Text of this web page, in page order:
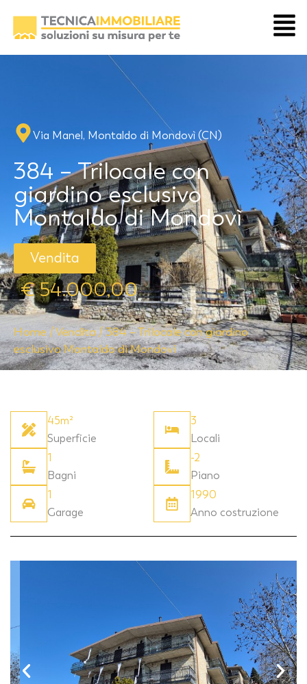
Via Manel, Montaldo di Mondovì (CN)
384 – Trilocale con
giardino esclusivo
Montaldo di Mondovì
Vendita
€ 54.000,00
Home /Vendita /384 – Trilocale con giardino
esclusivo Montaldo di Mondovì
45m²
Superficie
3
Locali
1
Bagni
-2
Piano
1
Garage
1990
Anno costruzione